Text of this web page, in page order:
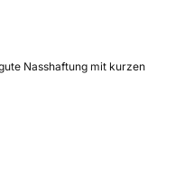
Nasshaftung mit kurzen